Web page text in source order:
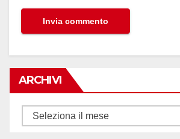
ARCHIVI
Archivi